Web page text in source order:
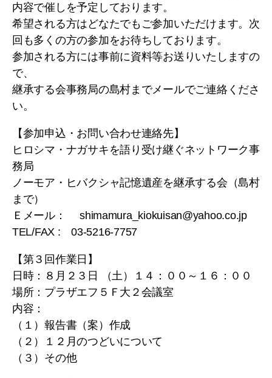
内容で催しを予定しております。
希望される方はどなたでもご参加いただけます。次
回も多くの方の参加をお待ちしております。
参加される方には事前に資料等お送りいたしますの
で、
継承する会事務局の島村までメールでご連絡くださ
い。
【参加申込・お問い合わせ連絡先】
ヒロシマ・ナガサキを語り受け継ぐネットワーク事
務局
ノーモア・ヒバクシャ記憶遺産を継承する会（島村
まで）
Ｅメール： shimamura_kiokuisan@yahoo.co.jp
TEL/FAX : 03-5216-7757
【第３回作業日】
日時：８月２３日 （土）１４：００～１６：００
場所：プラザエフ５Ｆ大２会議室
内容：
（１）報告書（案）作成
（２）１２月のつどいについて
（３）その他